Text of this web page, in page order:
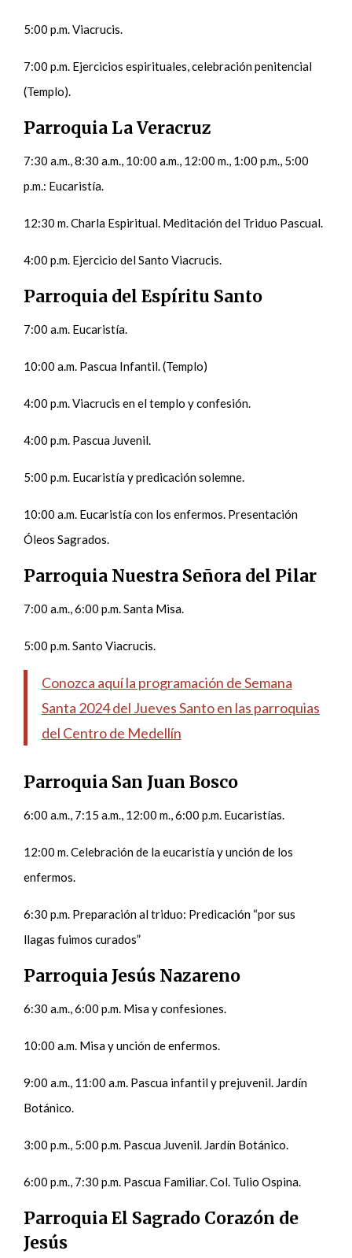
5:00 p.m. Viacrucis.
7:00 p.m. Ejercicios espirituales, celebración penitencial
(Templo).
Parroquia La Veracruz
7:30 a.m., 8:30 a.m., 10:00 a.m., 12:00 m., 1:00 p.m., 5:00
p.m.: Eucaristía.
12:30 m. Charla Espiritual. Meditación del Triduo Pascual.
4:00 p.m. Ejercicio del Santo Viacrucis.
Parroquia del Espíritu Santo
7:00 a.m. Eucaristía.
10:00 a.m. Pascua Infantil. (Templo)
4:00 p.m. Viacrucis en el templo y confesión.
4:00 p.m. Pascua Juvenil.
5:00 p.m. Eucaristía y predicación solemne.
10:00 a.m. Eucaristía con los enfermos. Presentación
Óleos Sagrados.
Parroquia Nuestra Señora del Pilar
7:00 a.m., 6:00 p.m. Santa Misa.
5:00 p.m. Santo Viacrucis.
Conozca aquí la programación de Semana
Santa 2024 del Jueves Santo en las parroquias
del Centro de Medellín
Parroquia San Juan Bosco
6:00 a.m., 7:15 a.m., 12:00 m., 6:00 p.m. Eucaristías.
12:00 m. Celebración de la eucaristía y unción de los
enfermos.
6:30 p.m. Preparación al triduo: Predicación “por sus
llagas fuimos curados”
Parroquia Jesús Nazareno
6:30 a.m., 6:00 p.m. Misa y confesiones.
10:00 a.m. Misa y unción de enfermos.
9:00 a.m., 11:00 a.m. Pascua infantil y prejuvenil. Jardín
Botánico.
3:00 p.m., 5:00 p.m. Pascua Juvenil. Jardín Botánico.
6:00 p.m., 7:30 p.m. Pascua Familiar. Col. Tulio Ospina.
Parroquia El Sagrado Corazón de
Jesús